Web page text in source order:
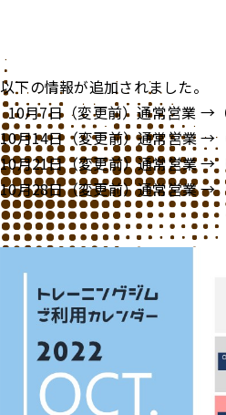
以下の情報が追加されました。
10月7日（変更前）通常営業 →
10月14日（変更前）通常営業 →
10月21日（変更前）通常営業 →
10月28日（変更前）通常営業 →